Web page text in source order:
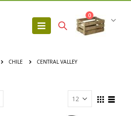
0
CHILE CENTRAL VALLEY